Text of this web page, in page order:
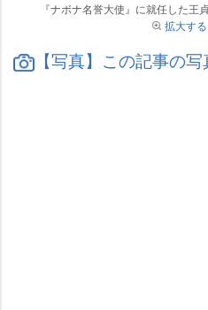
『ナボナ名誉大使』に就任した
拡大する
【写真】この記事の